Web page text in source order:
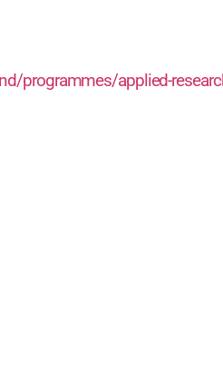
programmes/applied-